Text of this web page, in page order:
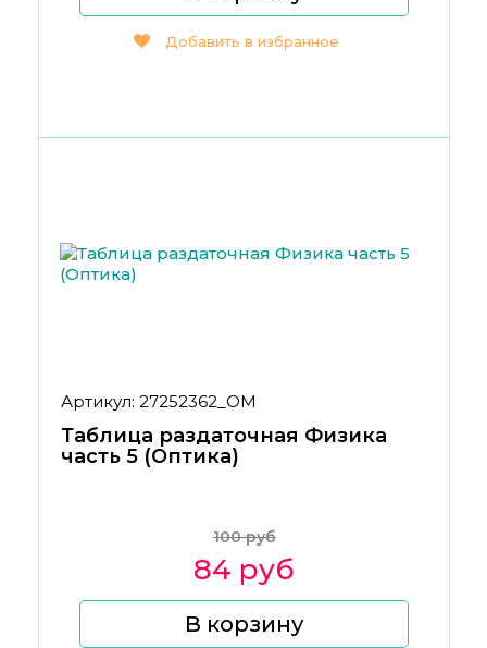
Добавить в избранное
Артикул: 27252362_ОМ
Таблица раздаточная Физика
часть 5 (Оптика)
100 руб
84 руб
В корзину